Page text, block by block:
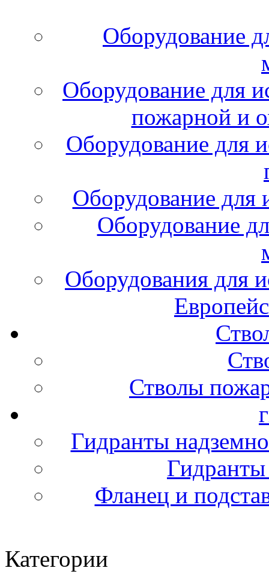
Оборудование
Оборудование для
пожарной и
Оборудование для
Оборудование для
Оборудование
Оборудования для
Стволы
Гидранты
Фланец и
Категории